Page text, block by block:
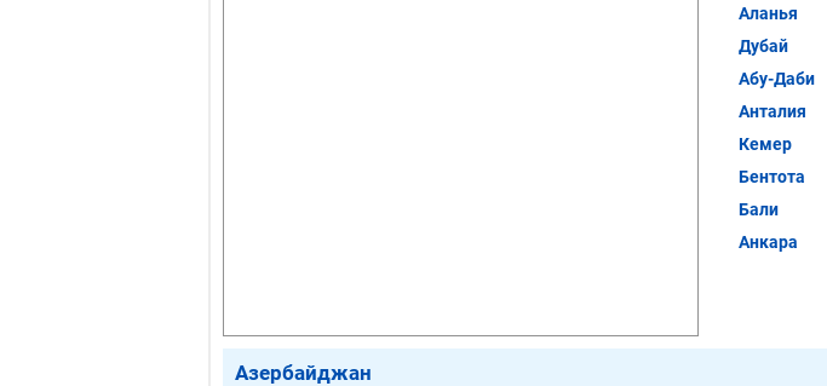
Аланья
Дубай
Абу-Даби
Анталия
Кемер
Бентота
Бали
Анкара
Азербайджан